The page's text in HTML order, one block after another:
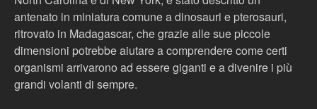
antenato in miniatura comune a dinosauri e pterosauri,
ritrovato in Madagascar, che grazie alle sue piccole
dimensioni potrebbe aiutare a comprendere come certi
organismi arrivarono ad essere giganti e a divenire i più
grandi volanti di sempre.